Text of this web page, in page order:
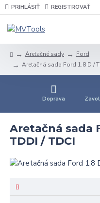
PRIHLÁSIŤ REGISTROVAŤ
Aretačné sady
Ford
Aretačná sada Ford 1.8 D /
Doprava
Aretačná sada
TDDI / TDCI